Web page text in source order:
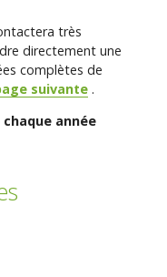
très
directement une
complètes de
suivante .
année